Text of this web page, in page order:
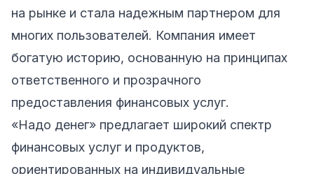
на рынке и стала надежным партнером для
многих пользователей. Компания имеет
богатую историю, основанную на принципах
ответственного и прозрачного
предоставления финансовых услуг.
«Надо денег» предлагает широкий спектр
финансовых услуг и продуктов,
ориентированных на индивидуальные